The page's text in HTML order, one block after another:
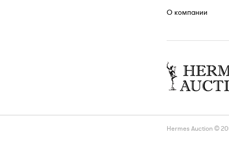
О компании
Hermes Auction ©